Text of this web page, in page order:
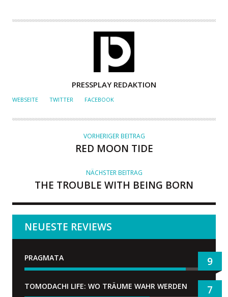
U
O
PRESSPLAY REDAKTION
WEBSEITE TWITTER FACEBOOK
VORHERIGER BEITRAG
RED MOON TIDE
NÄCHSTER BEITRAG
THE TROUBLE WITH BEING BORN
NEUESTE REVIEWS
PRAGMATA 9
TOMODACHI LIFE: WO TRÄUME WAHR WERDEN 7